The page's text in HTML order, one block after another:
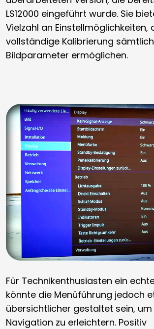
LS12000 eingeführt wurde. Sie
Vielzahl an Einstellmöglichkeiten,
vollständige Kalibrierung
Bildparameter ermöglichen.
Für Technikenthusiasten ein
könnte die Menüführung jedoch
übersichtlicher gestaltet sein,
Navigation zu erleichtern. Positiv